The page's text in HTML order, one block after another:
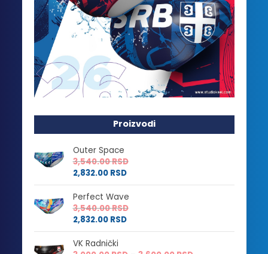
Proizvodi
Outer Space
3,540.00RSD
2,832.00 RSD
Perfect Wave
3,540.00RSD
2,832.00 RSD
VK Radnički